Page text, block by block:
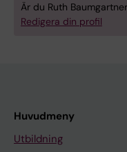
Är du Ruth
Redigera din profil
Huvudmeny
Utbildning